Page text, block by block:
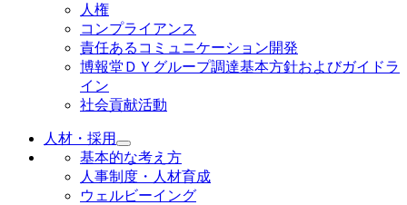
人権
コンプライアンス
責任あるコミュニケーション開発
博報堂ＤＹグループ調達基本方針およびガイドラ
イン
社会貢献活動
人材・採用
基本的な考え方
人事制度・人材育成
ウェルビーイング